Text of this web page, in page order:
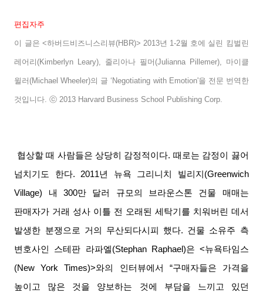
편집자주
이 글은 <하버드비즈니스리뷰(HBR)> 2013년 1-2월 호에 실린 킴벌린
레어리 (Kimberlyn Leary), 줄리아나 필머 (Julianna Pillemer), 마이클
윌러 (Michael Wheeler)의 글 ‘Negotiating with Emotion'을 전문 번역한
것입니다 . ⓒ 2013 Harvard Business School Publishing Corp.
협상할 때 사람들은 상당히 감정적이다. 때로는 감정이 끓어
넘치기도 한다. 2011년 뉴욕 그리니치 빌리지 (Greenwich
Village) 내 300만 달러 규모의 브라운스톤 건물 매매는
판매자가 거래 성사 이틀 전 오래된 세탁기를 치워버린 데서
발생한 분쟁으로 거의 무산되다시피 했다. 건물 소유주 측
변호사인 스테판 라파엘(Stephan Raphael)은 <뉴욕타임스
(New York Times)>와의 인터뷰에서 “구매자들은 가격을
높이고 많은 것을 양보하는 것에 부담을 느끼고 있던